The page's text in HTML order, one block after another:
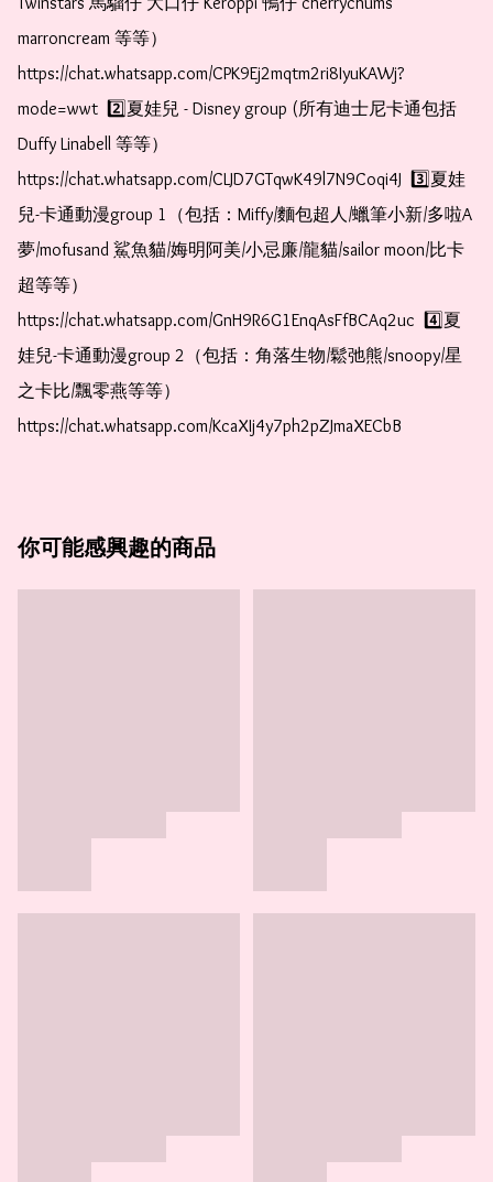
marroncream 等等）
https://chat.whatsapp.com/CPK9Ej2mqtm2ri8IyuKAWj?
mode=wwt  2️⃣夏娃兒 - Disney group (所有迪士尼卡通包括
Duffy Linabell 等等）
https://chat.whatsapp.com/CLJD7GTqwK49l7N9Coqi4J  3️⃣夏娃
兒-卡通動漫group 1（包括：Miffy/麵包超人/蠟筆小新/多啦A
夢/mofusand 鯊魚貓/娒明阿美/小忌廉/龍貓/sailor moon/比卡
超等等）
https://chat.whatsapp.com/GnH9R6G1EnqAsFfBCAq2uc  4️⃣夏
娃兒-卡通動漫group 2（包括：角落生物/鬆弛熊/snoopy/星
之卡比/飄零燕等等）
https://chat.whatsapp.com/KcaXIj4y7ph2pZJmaXECbB
你可能感興趣的商品